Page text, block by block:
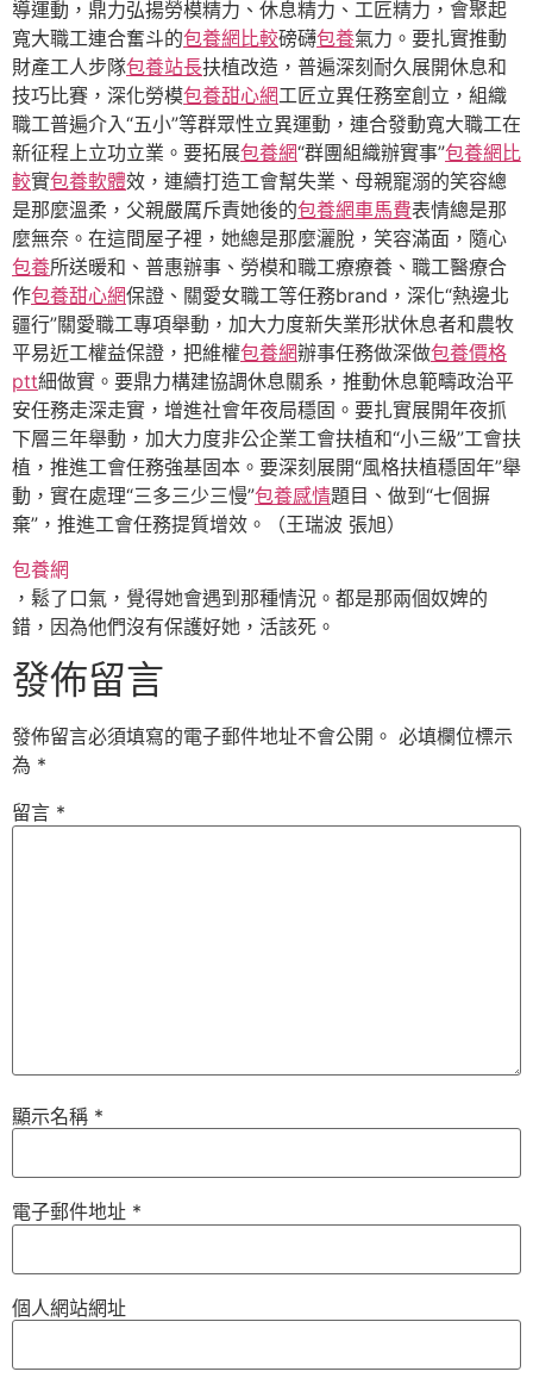
導運動，鼎力弘揚勞模精力、休息精力、工匠精力，會聚起
寬大職工連合奮斗的包養網比較磅礴包養氣力。要扎實推動
財產工人步隊包養站長扶植改造，普遍深刻耐久展開休息和
技巧比賽，深化勞模包養甜心網工匠立異任務室創立，組織
職工普遍介入“五小”等群眾性立異運動，連合發動寬大職工在
新征程上立功立業。要拓展包養網“群團組織辦實事”包養網比
較實包養軟體效，連續打造工會幫失業、母親寵溺的笑容總
是那麼溫柔，父親嚴厲斥責她後的包養網車馬費表情總是那
麼無奈。在這間屋子裡，她總是那麼灑脫，笑容滿面，隨心
包養所送暖和、普惠辦事、勞模和職工療療養、職工醫療合
作包養甜心網保證、關愛女職工等任務brand，深化“熱邊北
疆行”關愛職工專項舉動，加大力度新失業形狀休息者和農牧
平易近工權益保證，把維權包養網辦事任務做深做包養價格
ptt細做實。要鼎力構建協調休息關系，推動休息範疇政治平
安任務走深走實，增進社會年夜局穩固。要扎實展開年夜抓
下層三年舉動，加大力度非公企業工會扶植和“小三級”工會扶
植，推進工會任務強基固本。要深刻展開“風格扶植穩固年”舉
動，實在處理“三多三少三慢”包養感情題目、做到“七個摒
棄”，推進工會任務提質增效 。（王瑞波 張旭）
包養網
，鬆了口氣，覺得她會遇到那種情況。都是那兩個奴婢的
錯，因為他們沒有保護好她，活該死。
發佈留言
發佈留言必須填寫的電子郵件地址不會公開。 必填欄位標示
為 *
留言 *
顯示名稱 *
電子郵件地址 *
個人網站網址